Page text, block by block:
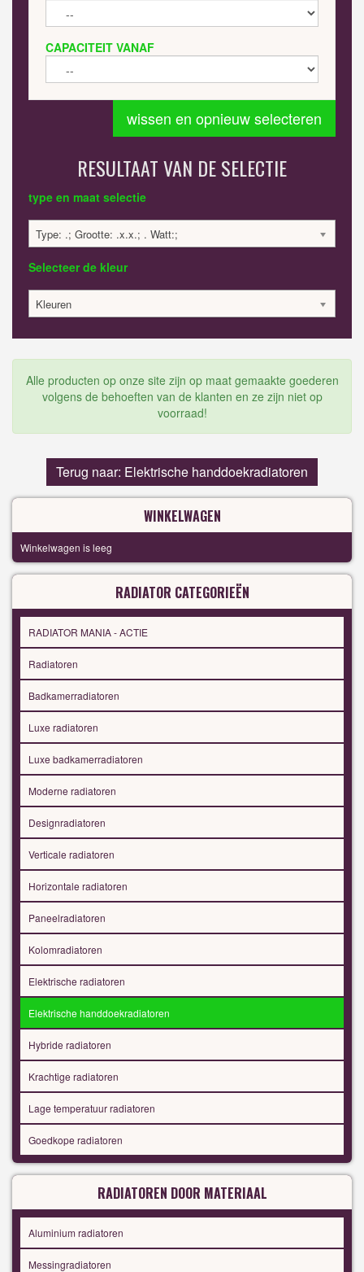
CAPACITEIT VANAF
wissen en opnieuw selecteren
RESULTAAT VAN DE SELECTIE
type en maat selectie
Type: .; Grootte: .x.x.; . Watt:;
Selecteer de kleur
Kleuren
Alle producten op onze site zijn op maat gemaakte goederen
volgens de behoeften van de klanten en ze zijn niet op
voorraad!
Terug naar: Elektrische handdoekradiatoren
WINKELWAGEN
Winkelwagen is leeg
RADIATOR CATEGORIEËN
RADIATOR MANIA - ACTIE
Radiatoren
Badkamerradiatoren
Luxe radiatoren
Luxe badkamerradiatoren
Moderne radiatoren
Designradiatoren
Verticale radiatoren
Horizontale radiatoren
Paneelradiatoren
Kolomradiatoren
Elektrische radiatoren
Elektrische handdoekradiatoren
Hybride radiatoren
Krachtige radiatoren
Lage temperatuur radiatoren
Goedkope radiatoren
RADIATOREN DOOR MATERIAAL
Aluminium radiatoren
Messingradiatoren